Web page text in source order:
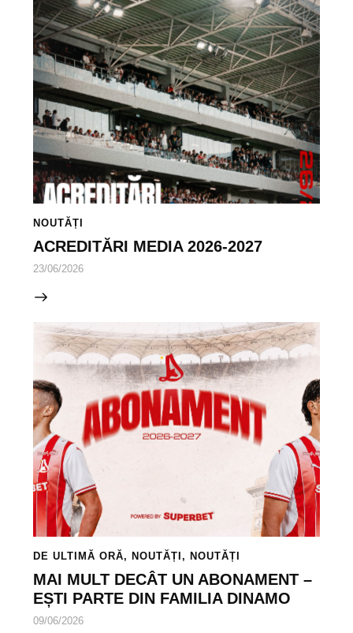
NOUTĂȚI
ACREDITĂRI MEDIA 2026-2027
23/06/2026
DE ULTIMĂ ORĂ, NOUTĂȚI , NOUTĂȚI
MAI MULT DECÂT UN ABONAMENT –
EȘTI PARTE DIN FAMILIA DINAMO
09/06/2026